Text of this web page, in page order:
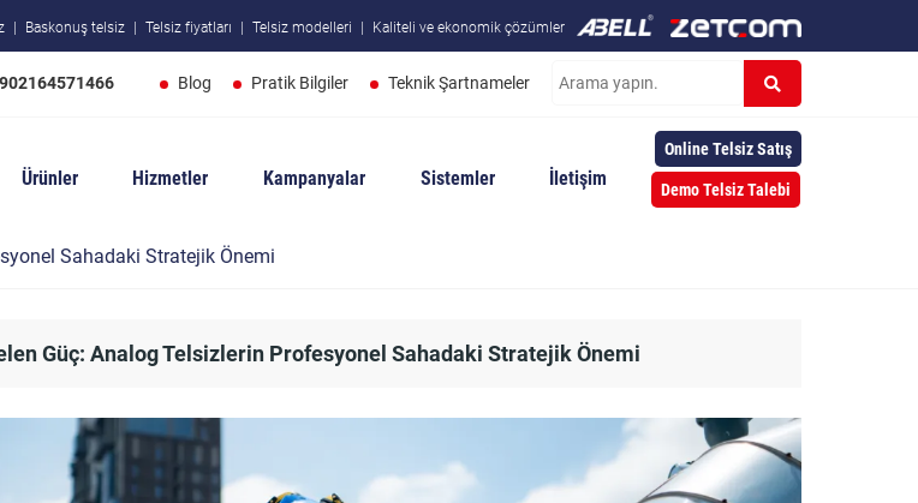
Baskonuş telsiz Telsiz fiyatları Telsiz modelleri Kaliteli ve ekonomik çözümler
Blog Pratik Bilgiler Teknik Şartnameler
Ürünler Hizmetler Kampanyalar Sistemler İletişim Demo Telsiz Talebi
Online Telsiz Satış
Sahadaki Stratejik Önemi
Güç: Analog Telsizlerin Profesyonel Sahadaki Stratejik Önemi